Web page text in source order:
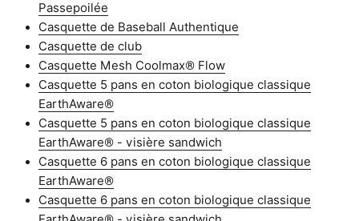
Passepoilée
Casquette de Baseball Authentique
Casquette de club
Casquette Mesh Coolmax® Flow
Casquette 5 pans en coton biologique classique
EarthAware®
Casquette 5 pans en coton biologique classique
EarthAware® - visière sandwich
Casquette 6 pans en coton biologique classique
EarthAware®
Casquette 6 pans en coton biologique classique